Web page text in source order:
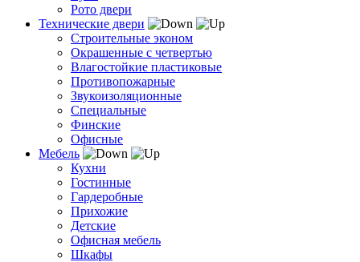
Рото двери
Технические двери
Строительные эконом
Окрашенные с четвертью
Влагостойкие пластиковые
Противопожарные
Звукоизоляционные
Специальные
Финские
Офисные
Мебель
Кухни
Гостинные
Гардеробные
Прихожие
Детские
Офисная мебель
Шкафы